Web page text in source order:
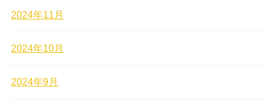
2024年11月
2024年10月
2024年9月